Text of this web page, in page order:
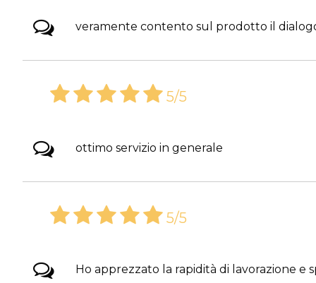
veramente contento sul prodotto il
5/5
ottimo servizio in generale
5/5
Ho apprezzato la rapidità di lavorazione